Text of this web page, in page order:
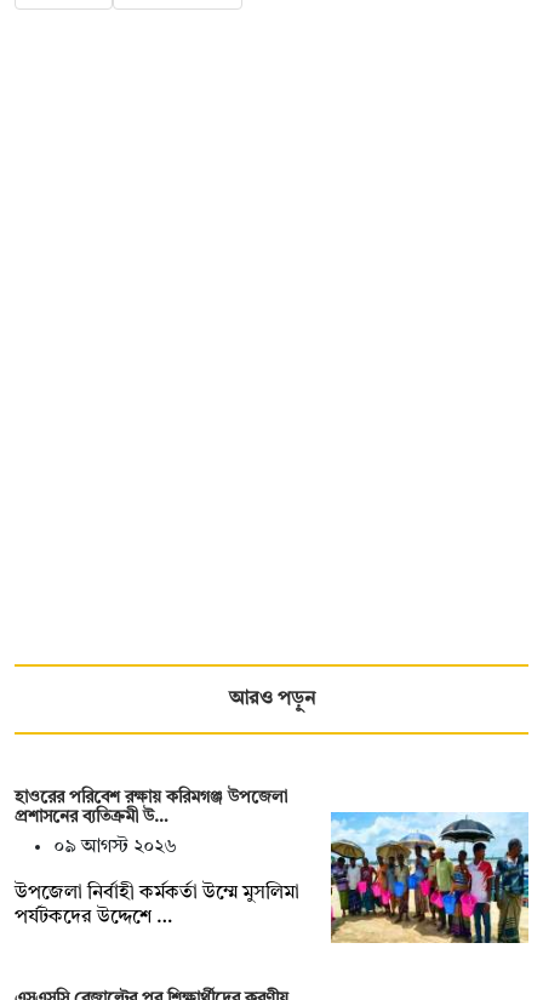
আরও পড়ুন
হাওরের পরিবেশ রক্ষায় করিমগঞ্জ উপজেলা
প্রশাসনের ব্যতিক্রমী উ…
০৯ আগস্ট ২০২৬
‎উপজেলা নির্বাহী কর্মকর্তা উম্মে মুসলিমা
পর্যটকদের উদ্দেশে …